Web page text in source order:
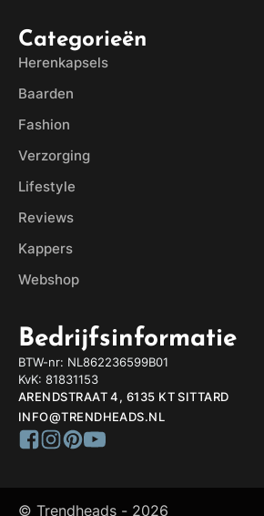
Categorieën
Herenkapsels
Baarden
Fashion
Verzorging
Lifestyle
Reviews
Kappers
Webshop
Bedrijfsinformatie
BTW-nr: NL862236599B01
KvK: 81831153
ARENDSTRAAT 4, 6135 KT SITTARD
INFO@TRENDHEADS.NL
© Trendheads - 2026